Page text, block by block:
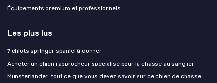
Équipements premium et professionnels
Les plus lus
7 chiots springer spaniel à donner
Acheter un chien rapprocheur spécialisé pour la chasse au sanglier
Munsterlander: tout ce que vous devez savoir sur ce chien de chasse